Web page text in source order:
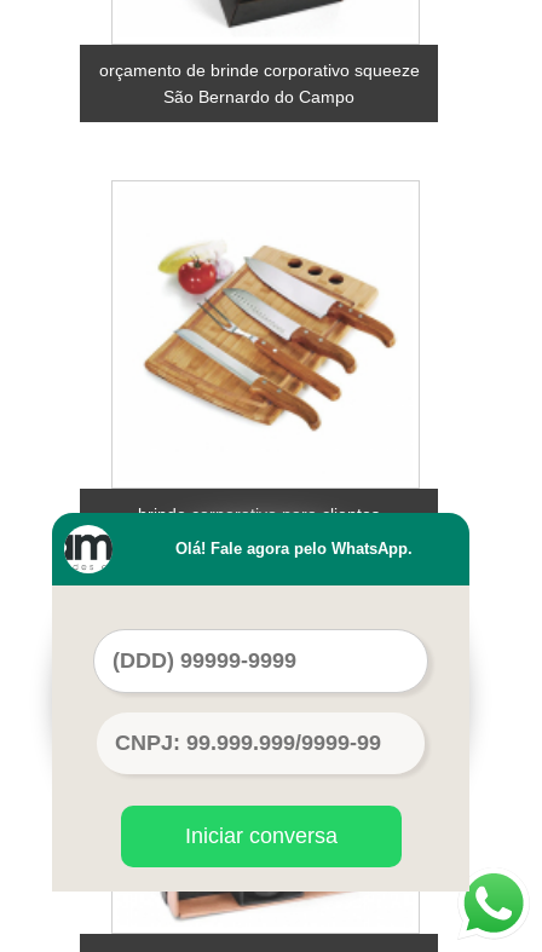
orçamento de brinde corporativo squeeze
São Bernardo do Campo
brinde corporativo para clientes
personalizado Uberlândia
Olá! Fale agora pelo WhatsApp.
Iniciar conversa